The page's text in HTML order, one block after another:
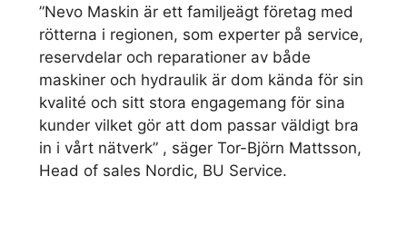
”Nevo Maskin är ett familjeägt företag med
rötterna i regionen, som experter på service,
reservdelar och reparationer av både
maskiner och hydraulik är dom kända för sin
kvalité och sitt stora engagemang för sina
kunder vilket gör att dom passar väldigt bra
in i vårt nätverk” , säger Tor-Björn Mattsson,
Head of sales Nordic, BU Service.